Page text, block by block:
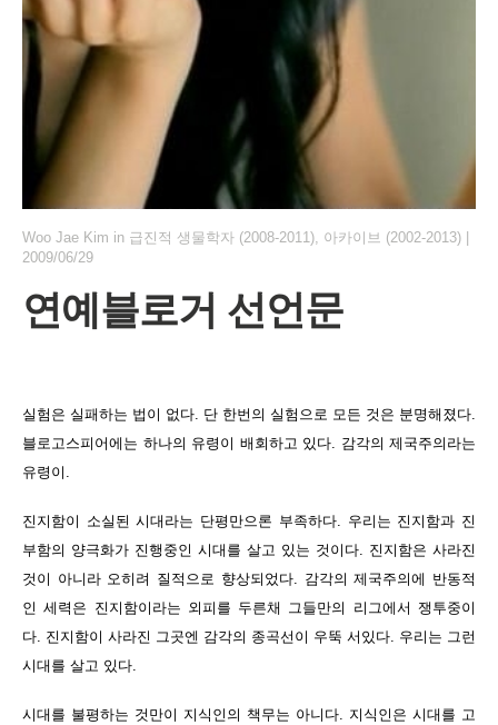
Woo Jae Kim in 급진적 생물학자 (2008-2011), 아카이브 (2002-2013)
2009/06/29
연예블로거 선언문
실험은 실패하는 법이 없다. 단 한번의 실험으로 모든 것은 분명해졌다.
블로고스피어에는 하나의 유령이 배회하고 있다. 감각의 제국주의라는
유령이.
진지함이 소실된 시대라는 단평만으론 부족하다. 우리는 진지함과 진
부함의 양극화가 진행중인 시대를 살고 있는 것이다. 진지함은 사라진
것이 아니라 오히려 질적으로 향상되었다. 감각의 제국주의에 반동적
인 세력은 진지함이라는 외피를 두른채 그들만의 리그에서 쟁투중이
다. 진지함이 사라진 그곳엔 감각의 종곡선이 우뚝 서있다. 우리는 그런
시대를 살고 있다.
시대를 불평하는 것만이 지식인의 책무는 아니다. 지식인은 시대를 고